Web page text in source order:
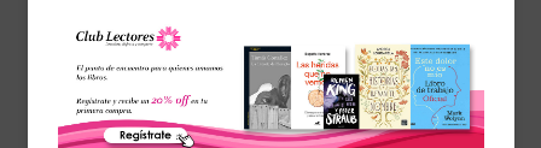
y fotografías reales de los protagonistas y
de los miembros de la comunidad nativa.
Referencia